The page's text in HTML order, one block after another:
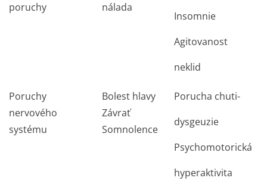
poruchy
nálada
Insomnie
Agitovanost
neklid
Poruchy
nervového
systému
Bolest hlavy
Závrať
Somnolence
Porucha chuti-
dysgeuzie
Psychomotorická
hyperaktivita